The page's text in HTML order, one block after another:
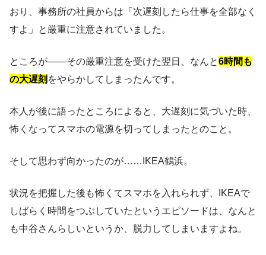
おり、事務所の社員からは「次遅刻したら仕事を全部なく
すよ」と厳重に注意されていました。
ところが——その厳重注意を受けた翌日、なんと6時間も
の大遅刻 をやらかしてしまったんです。
本人が後に語ったところによると、大遅刻に気づいた時、
怖くなってスマホの電源を切ってしまったとのこと。
そして思わず向かったのが……IKEA鶴浜。
状況を把握した後も怖くてスマホを入れられず、IKEAで
しばらく時間をつぶしていたというエピソードは、なんと
も中谷さんらしいというか、脱力してしまいますよね。